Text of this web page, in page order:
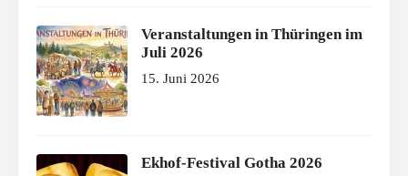
Veranstaltungen in Thüringen im
Juli 2026
15. Juni 2026
Ekhof-Festival Gotha 2026